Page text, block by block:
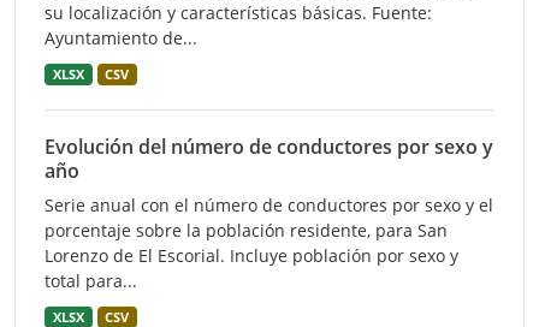
su localización y características básicas. Fuente:
Ayuntamiento de...
XLSX CSV
Evolución del número de conductores por sexo y
año
Serie anual con el número de conductores por sexo y el
porcentaje sobre la población residente, para San
Lorenzo de El Escorial. Incluye población por sexo y
total para...
XLSX CSV